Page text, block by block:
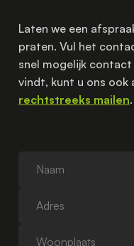
Laten we een
praten. Vul het
snel mogelijk
vindt, kunt u ons ook
rechtstreeks mailen.